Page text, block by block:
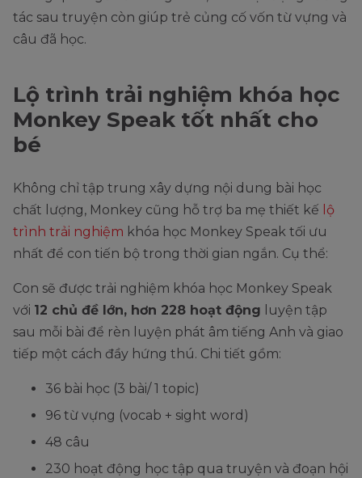
tác sau truyện còn giúp trẻ củng cố vốn từ vựng và
câu đã học.
Lộ trình trải nghiệm khóa học
Monkey Speak tốt nhất cho
bé
Không chỉ tập trung xây dựng nội dung bài học
chất lượng, Monkey cũng hỗ trợ ba mẹ thiết kế lộ
trình trải nghiệm khóa học Monkey Speak tối ưu
nhất để con tiến bộ trong thời gian ngắn. Cụ thể:
Con sẽ được trải nghiệm khóa học Monkey Speak
với 12 chủ đề lớn, hơn 228 hoạt động luyện tập
sau mỗi bài để rèn luyện phát âm tiếng Anh và giao
tiếp một cách đầy hứng thú. Chi tiết gồm:
36 bài học (3 bài/ 1 topic)
96 từ vựng (vocab + sight word)
48 câu
230 hoạt động học tập qua truyện và đoạn hội